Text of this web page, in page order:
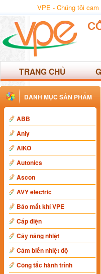
VPE - Chúng tôi
TRANG CHỦ
DANH MỤC SẢN PHẨM
ABB
Anly
AIKO
Autonics
Ascon
AVY electric
Báo mất khí VPE
Cáp điện
Cây nâng nhiệt
Cảm biến nhiệt độ
Công tắc hành trình